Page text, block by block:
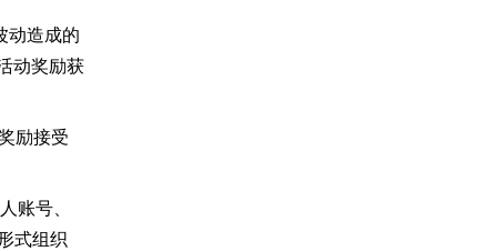
动造成的
动奖励获
励接受
账号、
式组织